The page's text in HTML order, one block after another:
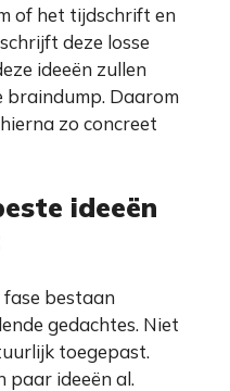
of het tijdschrift en
deze losse
ideeën zullen
braindump. Daarom
zo concreet
ideeën
bestaan
gedachtes. Niet
toegepast.
paar ideeën al.